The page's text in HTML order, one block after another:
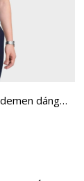
dáng